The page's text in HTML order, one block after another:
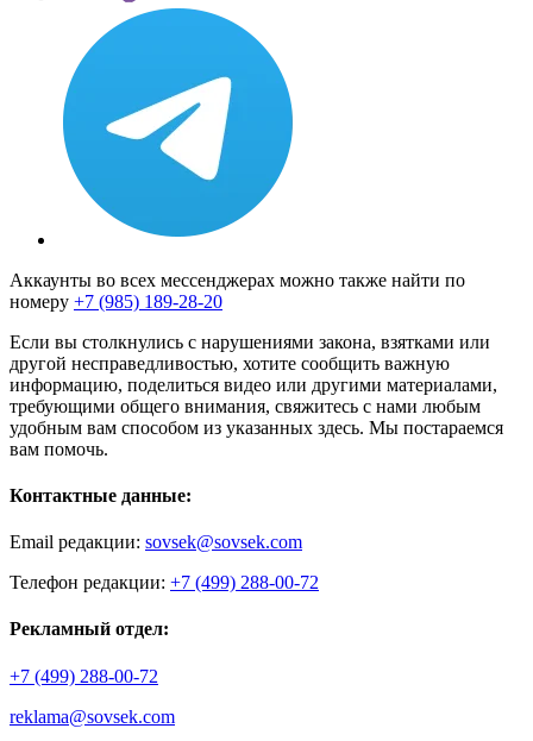
Аккаунты во всех мессенджерах можно также найти по
номеру +7 (985) 189-28-20
Если вы столкнулись с нарушениями закона, взятками или
другой несправедливостью, хотите сообщить важную
информацию, поделиться видео или другими материалами,
требующими общего внимания, свяжитесь с нами любым
удобным вам способом из указанных здесь. Мы постараемся
вам помочь.
Контактные данные:
Email редакции: sovsek@sovsek.com
Телефон редакции: +7 (499) 288-00-72
Рекламный отдел:
+7 (499) 288-00-72
reklama@sovsek.com